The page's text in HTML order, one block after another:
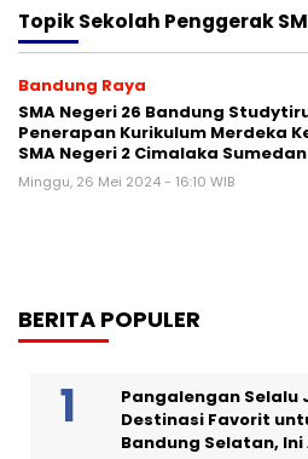
TopikSekolah Penggerak
Bandung Raya
SMA Negeri 26 Bandung
Penerapan Kurikulum Merdeka
SMA Negeri 2 Cimalaka
Minggu, 26 Mei 2024 - 16:10 WIB
BERITA POPULER
Pangalengan Selalu
Destinasi Favorit
Bandung Selatan,